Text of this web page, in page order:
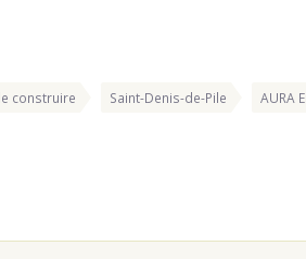
construire Saint-Denis-de-Pile AURA